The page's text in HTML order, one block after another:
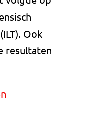
Ook
resultaten